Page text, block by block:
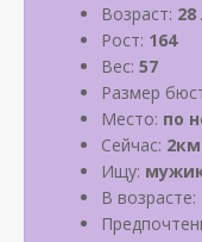
Возраст: 28
Рост: 164
Вес: 57
Размер
Место: по
Сейчас:
Ищу:
В возрасте: